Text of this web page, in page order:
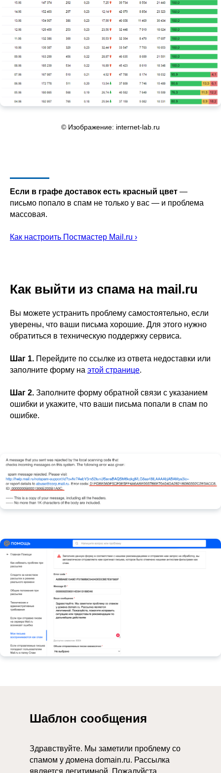
© Изображение: internet-lab.ru
Если в графе доставок есть красный цвет —
письмо попало в спам не только у вас — и проблема
массовая.
Как настроить Постмастер Mail.ru ›
Как выйти из спама на mail.ru
Вы можете устранить проблему самостоятельно, если
уверены, что ваши письма хорошие. Для этого нужно
обратиться в техническую поддержку сервиса.
Шаг 1. Перейдите по ссылке из ответа недоставки или
заполните форму на этой странице.
Шаг 2. Заполните форму обратной связи с указанием
ошибки и укажите, что ваши письма попали в спам по
ошибке.
Шаблон сообщения
Здравствуйте. Мы заметили проблему со
спамом у домена domain.ru. Рассылка